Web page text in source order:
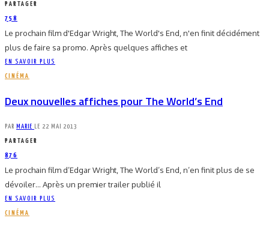
PARTAGER
758
Le prochain film d'Edgar Wright, The World's End, n'en finit décidément
plus de faire sa promo. Après quelques affiches et
EN SAVOIR PLUS
CINÉMA
Deux nouvelles affiches pour The World’s End
PAR MARIE LE 22 MAI 2013
PARTAGER
876
Le prochain film d’Edgar Wright, The World’s End, n’en finit plus de se
dévoiler… Après un premier trailer publié il
EN SAVOIR PLUS
CINÉMA